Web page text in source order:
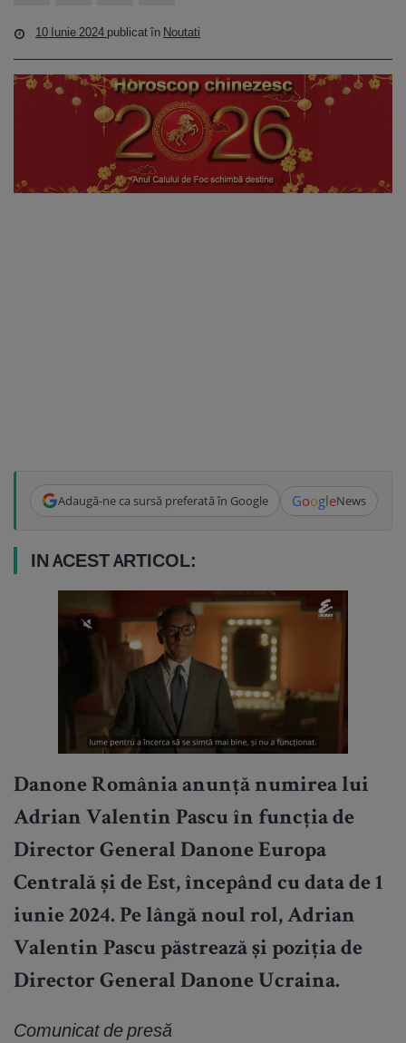
10 Iunie 2024 publicat în Noutati
Adaugă-ne ca sursă preferată în Google GoogleNews
IN ACEST ARTICOL:
Danone România anunță numirea lui
Adrian Valentin Pascu în funcția de
Director General Danone Europa
Centrală și de Est, începând cu data de 1
iunie 2024. Pe lângă noul rol, Adrian
Valentin Pascu păstrează și poziția de
Director General Danone Ucraina.
Comunicat de presă